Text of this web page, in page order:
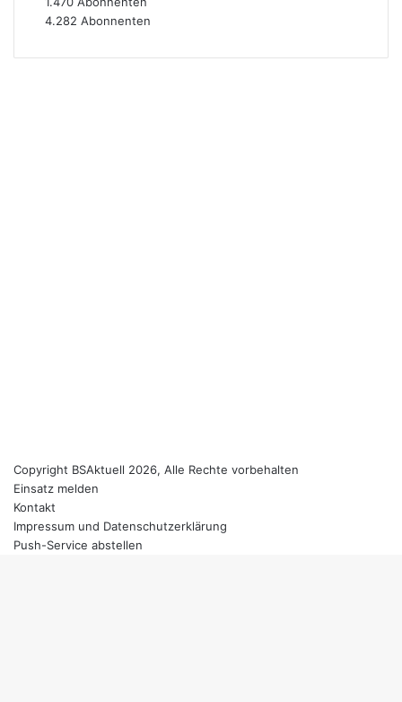
4.282 Abonnenten
Copyright BSAktuell 2026, Alle Rechte vorbehalten
Einsatz melden
Kontakt
Impressum und Datenschutzerklärung
Push-Service abstellen